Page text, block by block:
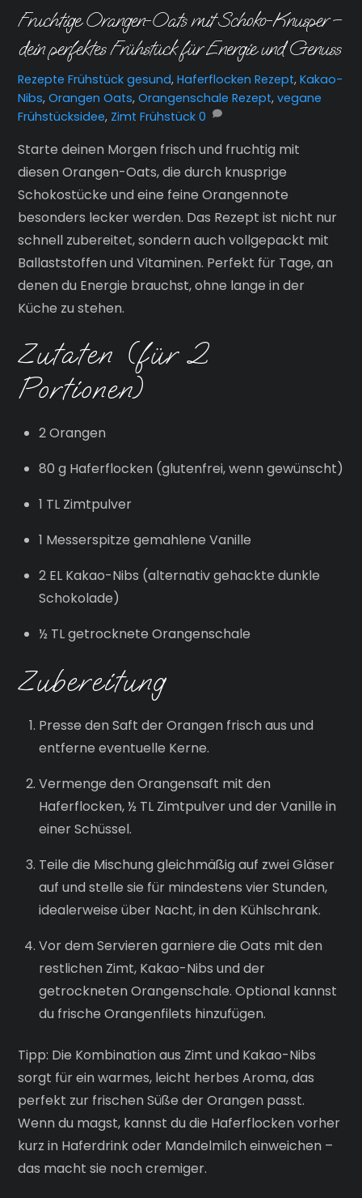
Fruchtige Orangen-Oats mit Schoko-Knusper –
dein perfektes Frühstück für Energie und Genuss
Rezepte Frühstück gesund,Haferflocken Rezept,Kakao-
Nibs,Orangen Oats,Orangenschale Rezept,vegane
Frühstücksidee, Zimt Frühstück 0
Starte deinen Morgen frisch und fruchtig mit
diesen Orangen-Oats, die durch knusprige
Schokostücke und eine feine Orangennote
besonders lecker werden. Das Rezept ist nicht nur
schnell zubereitet, sondern auch vollgepackt mit
Ballaststoffen und Vitaminen. Perfekt für Tage, an
denen du Energie brauchst, ohne lange in der
Küche zu stehen.
Zutaten (für 2
Portionen)
2 Orangen
80 g Haferflocken (glutenfrei, wenn gewünscht)
1 TL Zimtpulver
1 Messerspitze gemahlene Vanille
2 EL Kakao-Nibs (alternativ gehackte dunkle
Schokolade)
½ TL getrocknete Orangenschale
Zubereitung
Presse den Saft der Orangen frisch aus und
entferne eventuelle Kerne.
Vermenge den Orangensaft mit den
Haferflocken, ½ TL Zimtpulver und der Vanille in
einer Schüssel.
Teile die Mischung gleichmäßig auf zwei Gläser
auf und stelle sie für mindestens vier Stunden,
idealerweise über Nacht, in den Kühlschrank.
Vor dem Servieren garniere die Oats mit den
restlichen Zimt, Kakao-Nibs und der
getrockneten Orangenschale. Optional kannst
du frische Orangenfilets hinzufügen.
Tipp: Die Kombination aus Zimt und Kakao-Nibs
sorgt für ein warmes, leicht herbes Aroma, das
perfekt zur frischen Süße der Orangen passt.
Wenn du magst, kannst du die Haferflocken vorher
kurz in Haferdrink oder Mandelmilch einweichen –
das macht sie noch cremiger.